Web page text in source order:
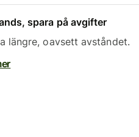
spara på avgifter
längre, oavsett avståndet.